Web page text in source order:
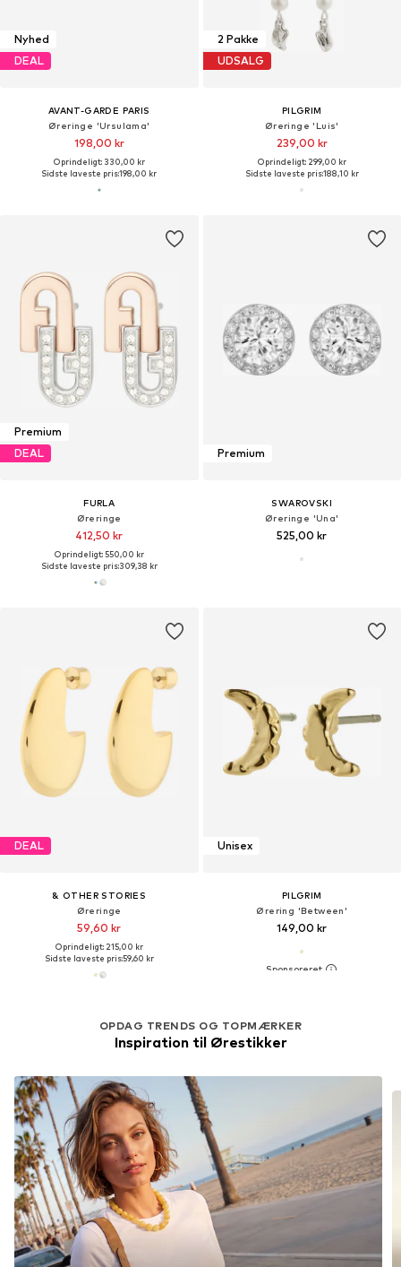
Nyhed
DEAL
AVANT-GARDE PARIS
Øreringe 'Ursulama'
198,00 kr
Oprindeligt: 330,00 kr
Sidste laveste pris:198,00 kr
2 Pakke
UDSALG
PILGRIM
Øreringe 'Luis'
239,00 kr
Oprindeligt: 299,00 kr
Sidste laveste pris:188,10 kr
Premium
DEAL
FURLA
Øreringe
412,50 kr
Oprindeligt: 550,00 kr
Sidste laveste pris:309,38 kr
Premium
SWAROVSKI
Øreringe 'Una'
525,00 kr
DEAL
& OTHER STORIES
Øreringe
59,60 kr
Oprindeligt: 215,00 kr
Sidste laveste pris:59,60 kr
OPDAG TRENDS OG TOPMÆRKER
Inspiration til Ørestikker
Unisex
PILGRIM
Ørering 'Between'
149,00 kr